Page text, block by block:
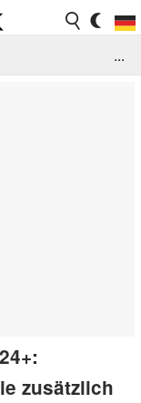
...
zusätzlich